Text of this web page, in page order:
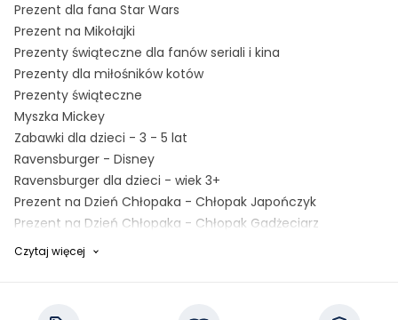
Prezent dla fana Star Wars
Prezent na Mikołajki
Prezenty świąteczne dla fanów seriali i kina
Prezenty dla miłośników kotów
Prezenty świąteczne
Myszka Mickey
Zabawki dla dzieci - 3 - 5 lat
Ravensburger - Disney
Ravensburger dla dzieci - wiek 3+
Prezent na Dzień Chłopaka - Chłopak Japończyk
Prezent na Dzień Chłopaka - Chłopak Gadżeciarz
Halloween - dekoracje
Czytaj więcej